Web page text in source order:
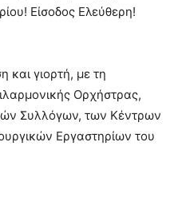
Είσοδος Ελεύθερη!
και γιορτή, με τη
Ορχήστρας,
Συλλόγων, των Κέντρων
Εργαστηρίων του